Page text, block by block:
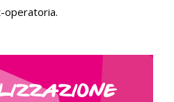
operatoria.